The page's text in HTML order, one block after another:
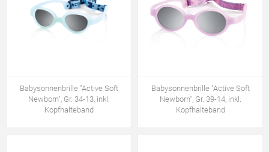
Babysonnenbrille "Active Soft
Newborn", Gr. 34-13, inkl.
Kopfhalteband
Babysonnenbrille "Active Soft
Newborn", Gr. 39-14, inkl.
Kopfhalteband